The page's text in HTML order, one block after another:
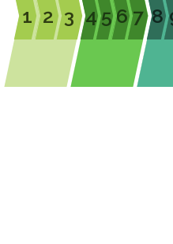
1 2 3 4 567 8